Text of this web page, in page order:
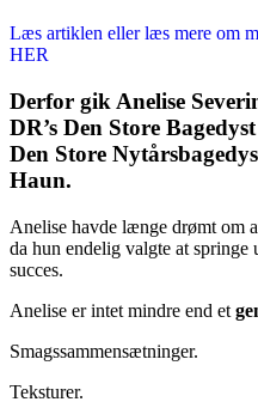
Læs artiklen eller læs mere om
HER
Derfor gik Anelise
DR’s Den Store
Den Store
Haun.
Anelise havde længe drømt om
da hun endelig valgte at
succes.
Anelise er intet mindre end et
Smagssammensætninger.
Teksturer.